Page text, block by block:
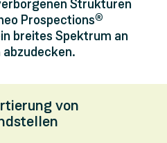
Strukturen
Prospections®
breites Spektrum an
von